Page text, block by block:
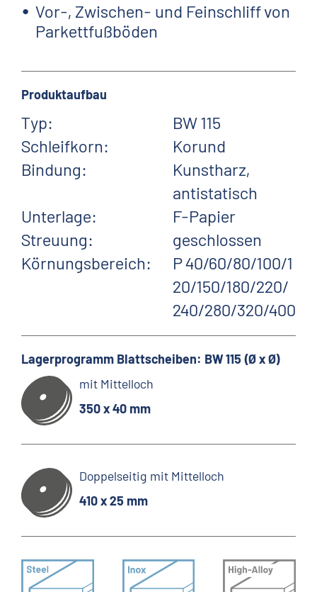
Vor-, Zwischen- und Feinschliff von
Parkettfußböden
Produktaufbau
Typ:
BW 115
Schleifkorn:
Korund
Bindung:
Kunstharz,
antistatisch
Unterlage:
F-Papier
Streuung:
geschlossen
Körnungsbereich:
P 40/60/80/100/1
20/150/180/220/
240/280/320/400
Lagerprogramm Blattscheiben: BW 115 (Ø x Ø)
mit Mittelloch
350 x 40 mm
Doppelseitig mit Mittelloch
410 x 25 mm